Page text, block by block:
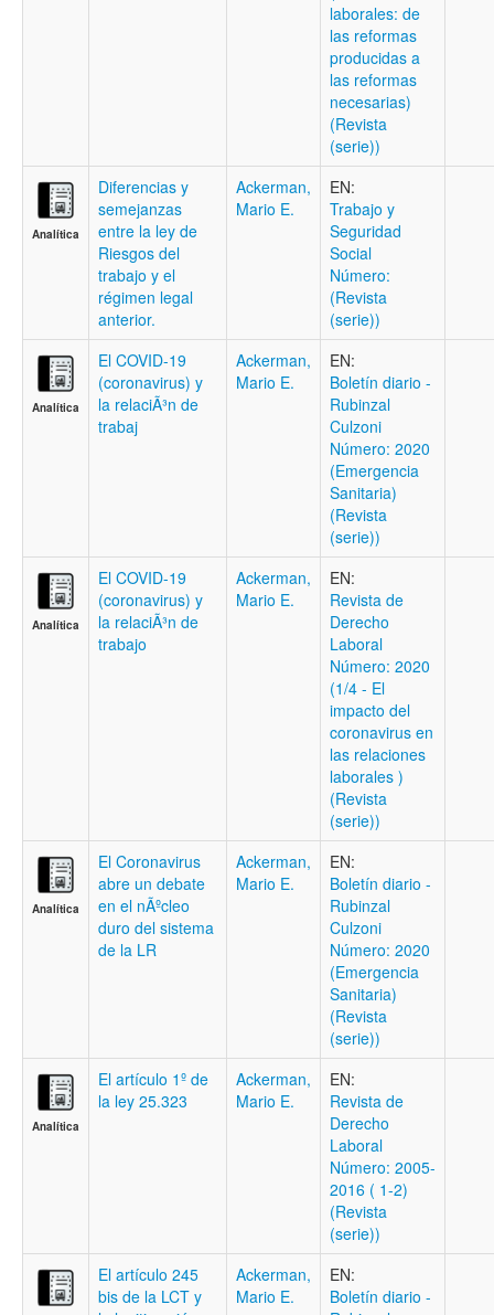
laborales: de
las reformas
producidas a
las reformas
necesarias)
(Revista
(serie))
Analítica
Diferencias y
semejanzas
entre la ley de
Riesgos del
trabajo y el
régimen legal
anterior.
Ackerman,
Mario E.
EN:
Trabajo y
Seguridad
Social
Número:
(Revista
(serie))
Analítica
El COVID-19
(coronavirus) y
la relaciÃ³n de
trabaj
Ackerman,
Mario E.
EN:
Boletí­n diario -
Rubinzal
Culzoni
Número: 2020
(Emergencia
Sanitaria)
(Revista
(serie))
Analítica
El COVID-19
(coronavirus) y
la relaciÃ³n de
trabajo
Ackerman,
Mario E.
EN:
Revista de
Derecho
Laboral
Número: 2020
(1/4 - El
impacto del
coronavirus en
las relaciones
laborales )
(Revista
(serie))
Analítica
El Coronavirus
abre un debate
en el nÃºcleo
duro del sistema
de la LR
Ackerman,
Mario E.
EN:
Boletí­n diario -
Rubinzal
Culzoni
Número: 2020
(Emergencia
Sanitaria)
(Revista
(serie))
Analítica
El artículo 1º de
la ley 25.323
Ackerman,
Mario E.
EN:
Revista de
Derecho
Laboral
Número: 2005-
2016 ( 1-2)
(Revista
(serie))
El artículo 245
bis de la LCT y
Ackerman,
Mario E.
EN:
Boletí­n diario -